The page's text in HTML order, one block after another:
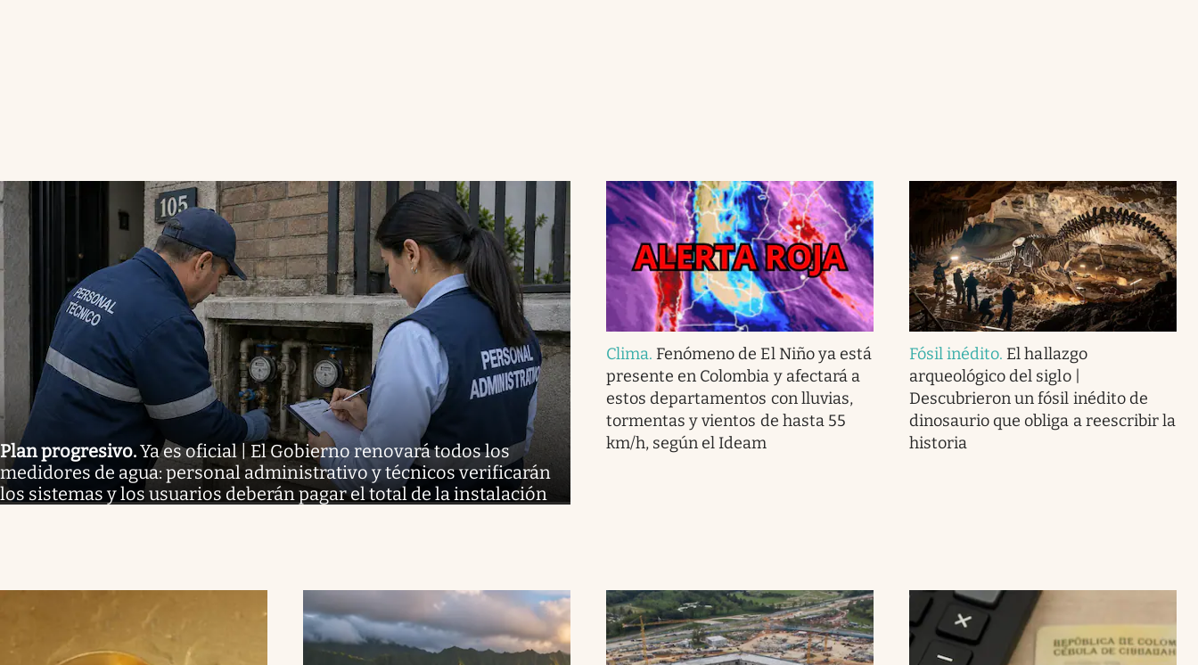
Plan progresivo.Ya es oficial | El Gobierno renovará todos los
medidores de agua: personal administrativo y técnicos verificarán
los sistemas y los usuarios deberán pagar el total de la instalación
Clima. Fenómeno de El Niño ya está
presente en Colombia y afectará a
estos departamentos con lluvias,
tormentas y vientos de hasta 55
km/h, según el Ideam
Fósil inédito. El hallazgo
arqueológico del siglo |
Descubrieron un fósil inédito de
dinosaurio que obliga a reescribir la
historia